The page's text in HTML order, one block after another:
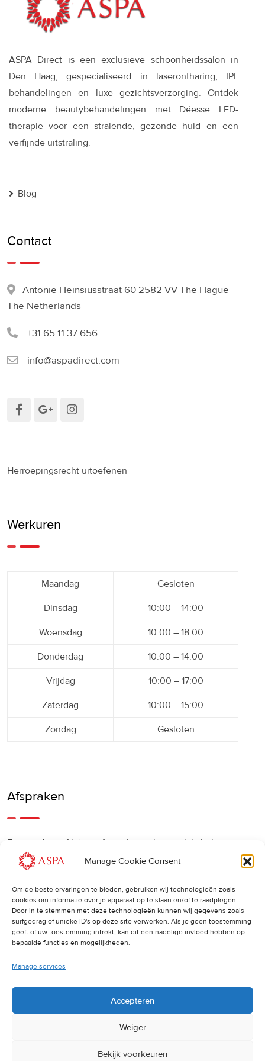
Manage Cookie Consent
Om de beste ervaringen te bieden, gebruiken wij technologieën zoals
cookies om informatie over je apparaat op te slaan en/of te raadplegen.
Door in te stemmen met deze technologieën kunnen wij gegevens zoals
surfgedrag of unieke ID's op deze site verwerken. Als je geen toestemming
geeft of uw toestemming intrekt, kan dit een nadelige invloed hebben op
bepaalde functies en mogelijkheden.
Manage services
Accepteren
Weiger
Bekijk voorkeuren
ASPA Direct is een exclusieve schoonheidssalon in
Den Haag, gespecialiseerd in laserontharing, IPL
behandelingen en luxe gezichtsverzorging. Ontdek
moderne beautybehandelingen met Déesse LED-
therapie voor een stralende, gezonde huid en een
verfijnde uitstraling.
Blog
Contact
Antonie Heinsiusstraat 60 2582 VV The Hague
The Netherlands
+31 65 11 37 656
info@aspadirect.com
Herroepingsrecht uitoefenen
Werkuren
Maandag Gesloten
Dinsdag 10:00 – 14:00
Woensdag 10:00 – 18:00
Donderdag 10:00 – 14:00
Vrijdag 10:00 – 17:00
Zaterdag 10:00 – 15:00
Zondag Gesloten
Afspraken
Een eerdere of latere afspraak is ook mogelijk, bel ons
gerust.
Cancellations:
Indien u een afspraak wilt wijzigen of annuleren, vragen wij
u dit 24 uur van tevoren door te geven. Anders worden de